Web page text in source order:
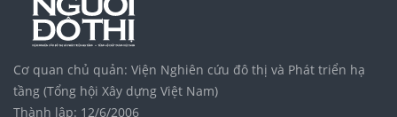
Cơ quan chủ quản: Viện Nghiên cứu đô thị và Phát triển hạ
tầng (Tổng hội Xây dựng Việt Nam)
Thành lập: 12/6/2006